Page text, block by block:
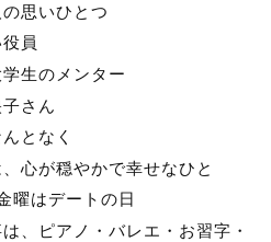
思いひとつ
員
生のメンター
さん
となく
心が穏やかで幸せなひと
曜はデートの日
、ピアノ・バレエ・お習字・